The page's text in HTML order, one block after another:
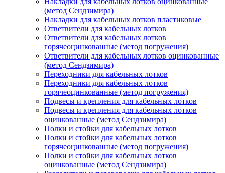
(метод Сендзимира)
Накладки для кабельных лотков пластиковые
Ответвители для кабельных лотков
Ответвители для кабельных лотков
горячеоцинкованные (метод погружения)
Ответвители для кабельных лотков оцинкованные
(метод Сендзимира)
Переходники для кабельных лотков
Переходники для кабельных лотков
горячеоцинкованные (метод погружения)
Подвесы и крепления для кабельных лотков
Подвесы и крепления для кабельных лотков
оцинкованные (метод Сендзимира)
Полки и стойки для кабельных лотков
Полки и стойки для кабельных лотков
горячеоцинкованные (метод погружения)
Полки и стойки для кабельных лотков
оцинкованные (метод Сендзимира)